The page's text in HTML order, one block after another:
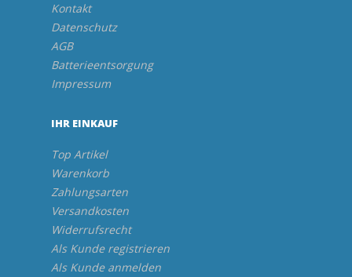
Kontakt
Datenschutz
AGB
Batterieentsorgung
Impressum
IHR EINKAUF
Top Artikel
Warenkorb
Zahlungsarten
Versandkosten
Widerrufsrecht
Als Kunde registrieren
Als Kunde anmelden